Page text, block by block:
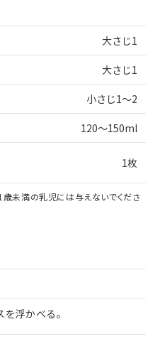
大さじ1
大さじ1
小さじ1～2
120～150ml
1枚
未満の乳児には与えないでくださ
を浮かべる。